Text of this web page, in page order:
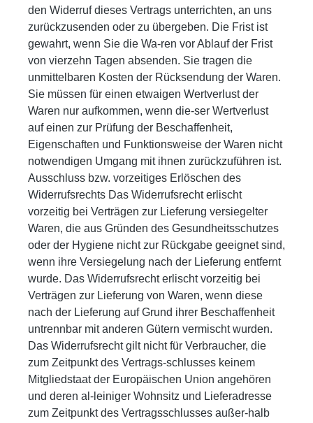
den Widerruf dieses Vertrags unterrichten, an uns
zurückzusenden oder zu übergeben. Die Frist ist
gewahrt, wenn Sie die Wa-ren vor Ablauf der Frist
von vierzehn Tagen absenden. Sie tragen die
unmittelbaren Kosten der Rücksendung der Waren.
Sie müssen für einen etwaigen Wertverlust der
Waren nur aufkommen, wenn die-ser Wertverlust
auf einen zur Prüfung der Beschaffenheit,
Eigenschaften und Funktionsweise der Waren nicht
notwendigen Umgang mit ihnen zurückzuführen ist.
Ausschluss bzw. vorzeitiges Erlöschen des
Widerrufsrechts Das Widerrufsrecht erlischt
vorzeitig bei Verträgen zur Lieferung versiegelter
Waren, die aus Gründen des Gesundheitsschutzes
oder der Hygiene nicht zur Rückgabe geeignet sind,
wenn ihre Versiegelung nach der Lieferung entfernt
wurde. Das Widerrufsrecht erlischt vorzeitig bei
Verträgen zur Lieferung von Waren, wenn diese
nach der Lieferung auf Grund ihrer Beschaffenheit
untrennbar mit anderen Gütern vermischt wurden.
Das Widerrufsrecht gilt nicht für Verbraucher, die
zum Zeitpunkt des Vertrags-schlusses keinem
Mitgliedstaat der Europäischen Union angehören
und deren al-leiniger Wohnsitz und Lieferadresse
zum Zeitpunkt des Vertragsschlusses außer-halb